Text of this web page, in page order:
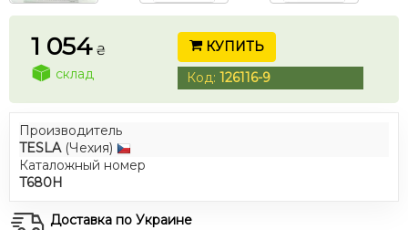
1 054 ₴
склад
КУПИТЬ
Код: 126116-9
Производитель
TESLA(Чехия)
Каталожный номер
T680H
Доставка по Украине